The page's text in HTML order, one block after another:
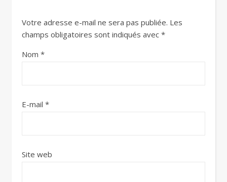
Votre adresse e-mail ne sera pas publiée. Les
champs obligatoires sont indiqués avec *
Nom *
E-mail *
Site web